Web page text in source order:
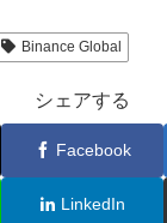
Binance Global
シェアする
Facebook
LinkedIn